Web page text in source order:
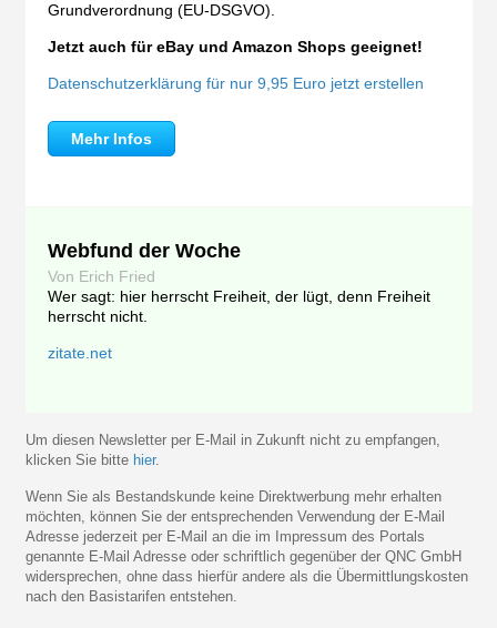
Grundverordnung (EU-DSGVO).
Jetzt auch für eBay und Amazon Shops geeignet!
Datenschutzerklärung für nur 9,95 Euro jetzt erstellen
Mehr Infos
Webfund der Woche
Von Erich Fried
Wer sagt: hier herrscht Freiheit, der lügt, denn Freiheit
herrscht nicht.
zitate.net
Um diesen Newsletter per E-Mail in Zukunft nicht zu empfangen,
klicken Sie bitte hier.
Wenn Sie als Bestandskunde keine Direktwerbung mehr erhalten
möchten, können Sie der entsprechenden Verwendung der E-Mail
Adresse jederzeit per E-Mail an die im Impressum des Portals
genannte E-Mail Adresse oder schriftlich gegenüber der QNC GmbH
widersprechen, ohne dass hierfür andere als die Übermittlungskosten
nach den Basistarifen entstehen.